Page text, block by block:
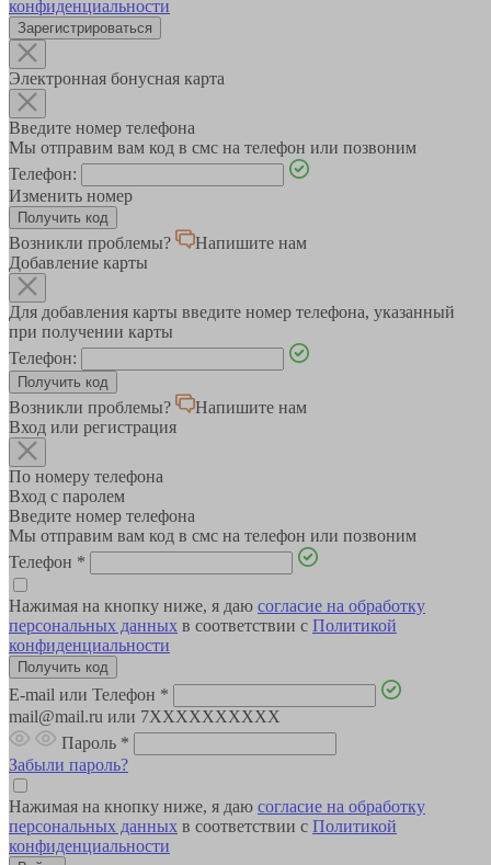
конфиденциальности
Зарегистрироваться
Электронная бонусная карта
Введите номер телефона
Мы отправим вам код в смс на телефон или позвоним
Телефон:
Изменить номер
Возникли проблемы?
Напишите нам
Добавление карты
Для добавления карты введите номер телефона, указанный
при получении карты
Телефон:
Возникли проблемы?
Напишите нам
Вход или регистрация
По номеру телефона
Вход с паролем
Введите номер телефона
Мы отправим вам код в смс на телефон или позвоним
Телефон *
Нажимая на кнопку ниже, я даю согласие на обработку
персональных данных в соответствии с Политикой
конфиденциальности
E-mail или Телефон *
mail@mail.ru или 7XXXXXXXXXX
Пароль *
Забыли пароль?
Нажимая на кнопку ниже, я даю согласие на обработку
персональных данных в соответствии с Политикой
конфиденциальности